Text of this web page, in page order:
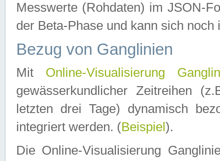
Messwerte (Rohdaten) im JSON-
der Beta-Phase und kann sich noch
Bezug von Ganglinien
Mit Online-Visualisierung
gewässerkundlicher Zeitreihen
letzten drei Tage) dynamisch
integriert werden. (Beispiel ).
Die Online-Visualisierung